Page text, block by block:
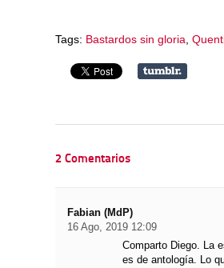
Tags: Bastardos sin gloria
2 Comentarios
Fabian (MdP)
16 Ago, 2019 12:09
Comparto Diego. La
es de antología. Lo